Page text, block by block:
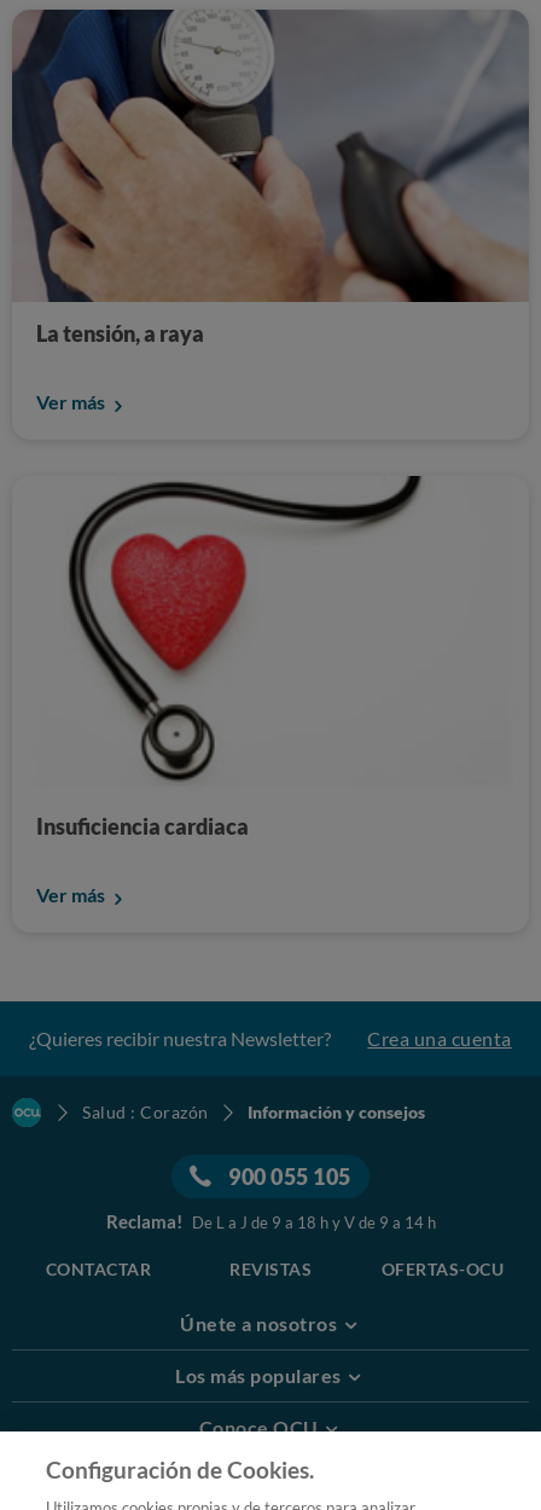
La tensión, a raya
Ver más
Insuficiencia cardiaca
Ver más
¿Quieres recibir nuestra Newsletter? Crea una cuenta
Salud : Corazón Información y consejos
900 055 105
Reclama! De L a J de 9 a 18 h y V de 9 a 14 h
CONTACTAR REVISTAS OFERTAS-OCU
Únete a nosotros
Los más populares
Conoce OCU
Más Información
Configuración de Cookies.